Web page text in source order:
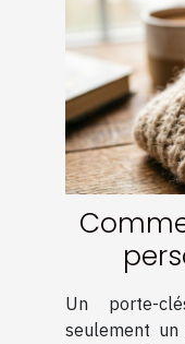
Un porte-
seulement